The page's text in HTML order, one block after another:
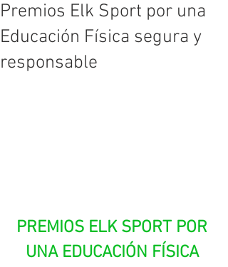
Premios Elk Sport por una
Educación Física segura y
responsable
PREMIOS ELK SPORT POR
UNA EDUCACIÓN FÍSICA